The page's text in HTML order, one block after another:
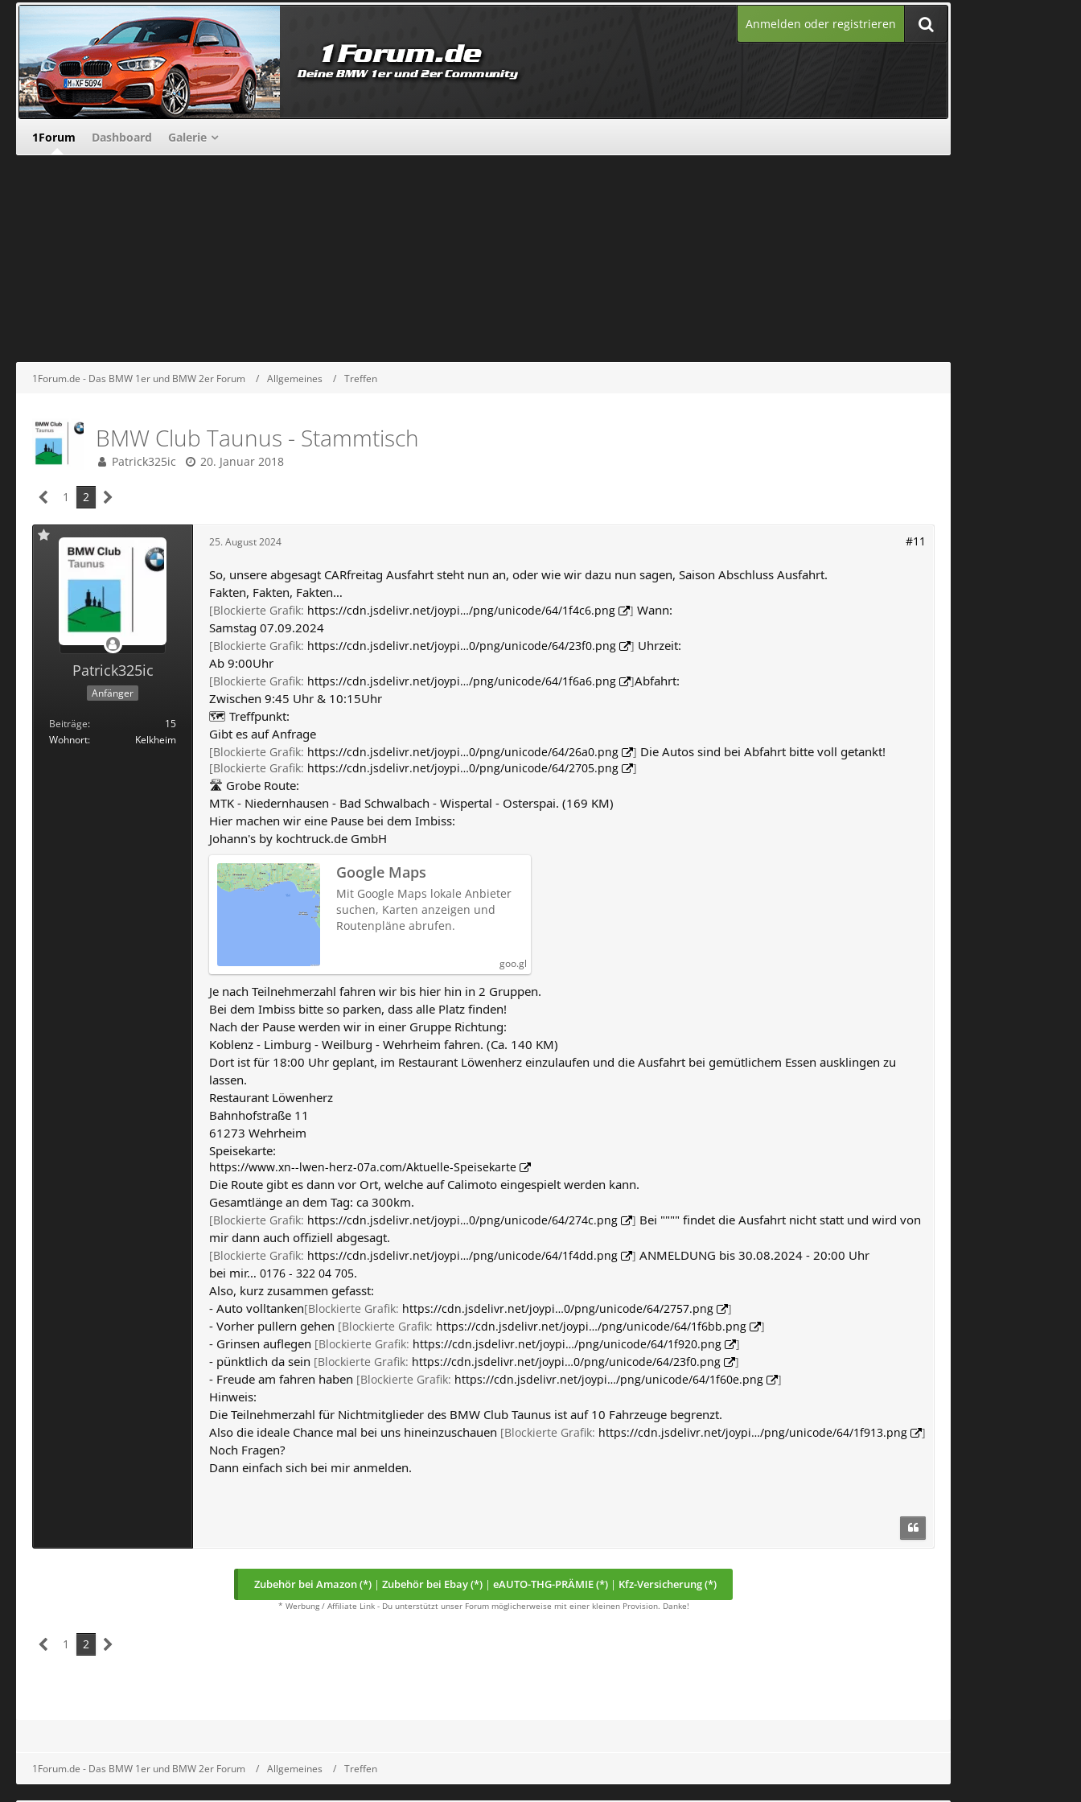
Anmelden oder registrieren
1Forum Dashboard Galerie
1Forum.de - Das BMW 1er und BMW 2er Forum Allgemeines Treffen
BMW Club Taunus - Stammtisch
Patrick325ic 20. Januar 2018
1 2
Patrick325ic
Anfänger
Beiträge
15
Wohnort
Kelkheim
25. August 2024 #11
So, unsere abgesagt CARfreitag Ausfahrt steht nun an, oder wie wir dazu nun sagen, Saison Abschluss Ausfahrt.
Fakten, Fakten, Fakten…
[Blockierte Grafik: https://cdn.jsdelivr.net/joypi…/png/unicode/64/1f4c6.png ] Wann:
Samstag 07.09.2024
[Blockierte Grafik: https://cdn.jsdelivr.net/joypi…0/png/unicode/64/23f0.png ] Uhrzeit:
Ab 9:00Uhr
[Blockierte Grafik: https://cdn.jsdelivr.net/joypi…/png/unicode/64/1f6a6.png ]Abfahrt:
Zwischen 9:45 Uhr & 10:15Uhr
🗺 Treffpunkt:
Gibt es auf Anfrage
[Blockierte Grafik: https://cdn.jsdelivr.net/joypi…0/png/unicode/64/26a0.png ] Die Autos sind bei Abfahrt bitte voll getankt!
[Blockierte Grafik: https://cdn.jsdelivr.net/joypi…0/png/unicode/64/2705.png ]
🛣 Grobe Route:
MTK - Niedernhausen - Bad Schwalbach - Wispertal - Osterspai. (169 KM)
Hier machen wir eine Pause bei dem Imbiss:
Johann's by kochtruck.de GmbH
Google Maps
Mit Google Maps lokale Anbieter
suchen, Karten anzeigen und
Routenpläne abrufen.
goo.gl
Je nach Teilnehmerzahl fahren wir bis hier hin in 2 Gruppen.
Bei dem Imbiss bitte so parken, dass alle Platz finden!
Nach der Pause werden wir in einer Gruppe Richtung:
Koblenz - Limburg - Weilburg - Wehrheim fahren. (Ca. 140 KM)
Dort ist für 18:00 Uhr geplant, im Restaurant Löwenherz einzulaufen und die Ausfahrt bei gemütlichem Essen ausklingen zu
lassen.
Restaurant Löwenherz
Bahnhofstraße 11
61273 Wehrheim
Speisekarte:
https://www.xn--lwen-herz-07a.com/Aktuelle-Speisekarte
Die Route gibt es dann vor Ort, welche auf Calimoto eingespielt werden kann.
Gesamtlänge an dem Tag: ca 300km.
[Blockierte Grafik: https://cdn.jsdelivr.net/joypi…0/png/unicode/64/274c.png ] Bei """" findet die Ausfahrt nicht statt und wird von
mir dann auch offiziell abgesagt.
[Blockierte Grafik: https://cdn.jsdelivr.net/joypi…/png/unicode/64/1f4dd.png ] ANMELDUNG bis 30.08.2024 - 20:00 Uhr
bei mir… 0176 - 322 04 705.
Also, kurz zusammen gefasst:
- Auto volltanken[Blockierte Grafik: https://cdn.jsdelivr.net/joypi…0/png/unicode/64/2757.png ]
- Vorher pullern gehen [Blockierte Grafik: https://cdn.jsdelivr.net/joypi…/png/unicode/64/1f6bb.png ]
- Grinsen auflegen [Blockierte Grafik: https://cdn.jsdelivr.net/joypi…/png/unicode/64/1f920.png ]
- pünktlich da sein [Blockierte Grafik: https://cdn.jsdelivr.net/joypi…0/png/unicode/64/23f0.png ]
- Freude am fahren haben [Blockierte Grafik: https://cdn.jsdelivr.net/joypi…/png/unicode/64/1f60e.png ]
Hinweis:
Die Teilnehmerzahl für Nichtmitglieder des BMW Club Taunus ist auf 10 Fahrzeuge begrenzt.
Also die ideale Chance mal bei uns hineinzuschauen [Blockierte Grafik: https://cdn.jsdelivr.net/joypi…/png/unicode/64/1f913.png ]
Noch Fragen?
Dann einfach sich bei mir anmelden.
Zubehör bei Amazon (*) | Zubehör bei Ebay (*) | eAUTO-THG-PRÄMIE (*) | Kfz-Versicherung (*)
* Werbung / Affiliate Link - Du unterstützt unser Forum möglicherweise mit einer kleinen Provision. Danke!
1 2
1Forum.de - Das BMW 1er und BMW 2er Forum Allgemeines Treffen